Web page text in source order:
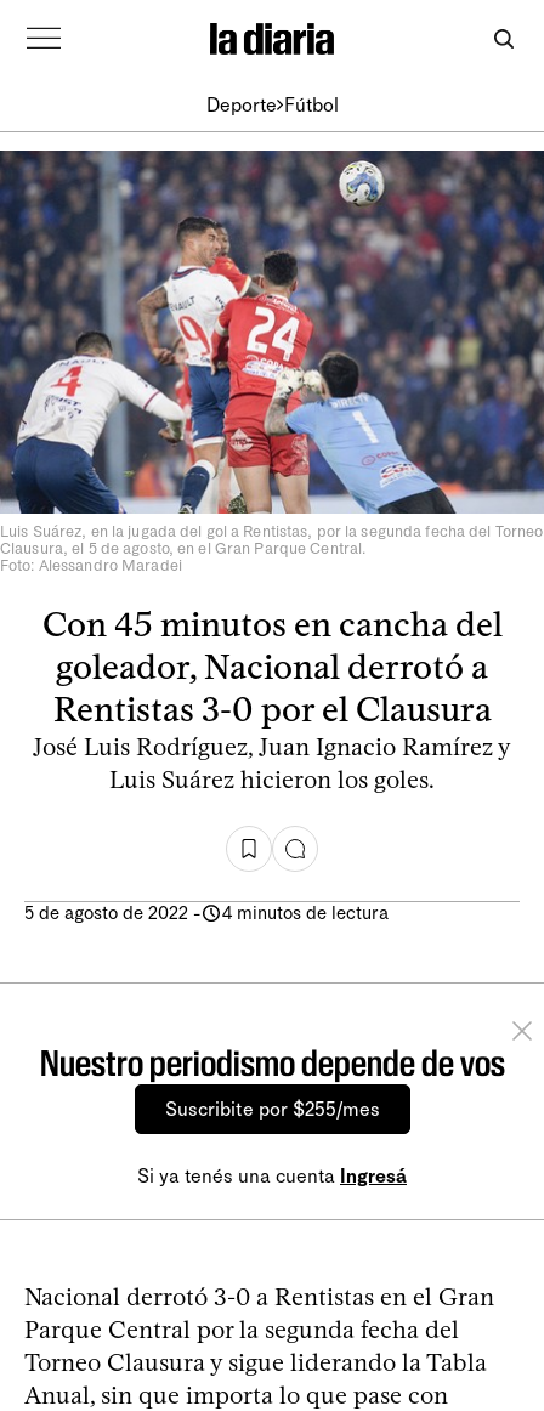
Deporte Fútbol
Luis Suárez, en la jugada del gol a Rentistas, por la segunda fecha del Torneo
Clausura, el 5 de agosto, en el Gran Parque Central.
Foto: Alessandro Maradei
Con 45 minutos en cancha del
goleador, Nacional derrotó a
Rentistas 3-0 por el Clausura
José Luis Rodríguez, Juan Ignacio Ramírez y
Luis Suárez hicieron los goles.
5 de agosto de 2022 - 4 minutos de lectura
Nuestro periodismo depende de vos
Suscribite por $255/mes
Si ya tenés una cuenta Ingresá
Nacional derrotó 3-0 a Rentistas en el Gran
Parque Central por la segunda fecha del
Torneo Clausura y sigue liderando la Tabla
Anual, sin que importa lo que pase con